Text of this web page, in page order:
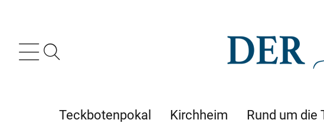
Teckbotenpokal Kirchheim Rund um die